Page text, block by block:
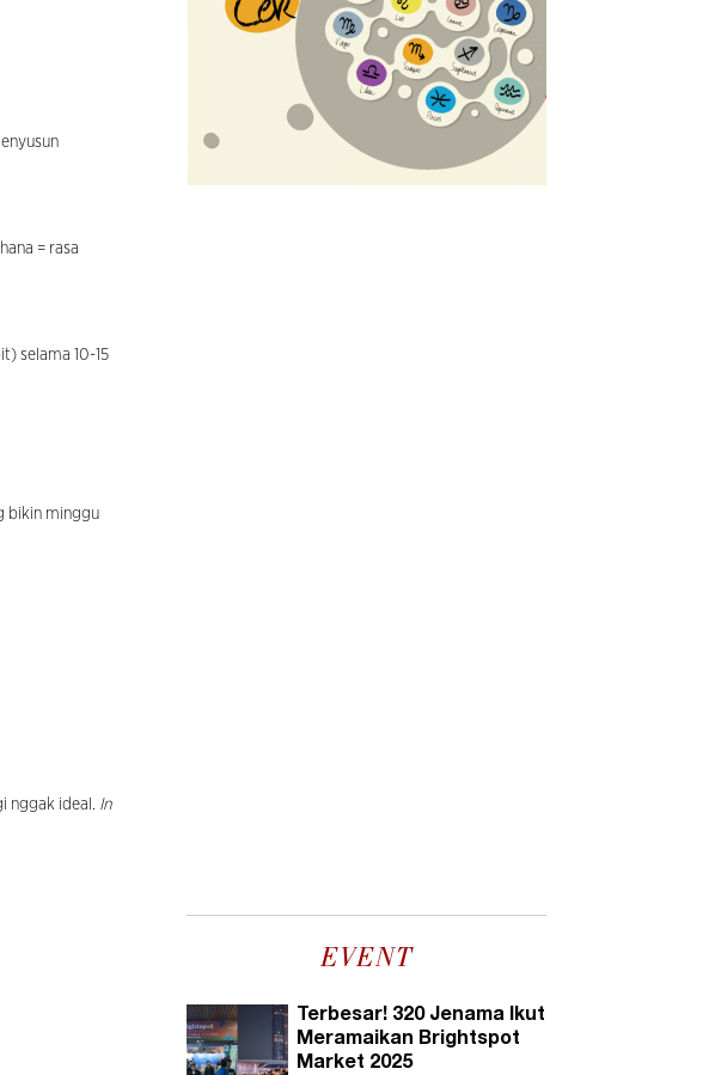
= rasa
selama 10-15
bikin minggu
nggak ideal. In
EVENT
Terbesar! 320 Jenama Ikut
Meramaikan Brightspot
Market 2025